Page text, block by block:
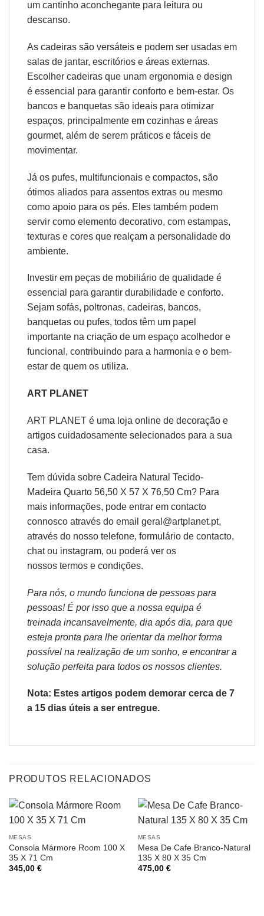
um cantinho aconchegante para leitura ou
descanso.
As cadeiras são versáteis e podem ser usadas em
salas de jantar, escritórios e áreas externas.
Escolher cadeiras que unam ergonomia e design
é essencial para garantir conforto e bem-estar. Os
bancos e banquetas são ideais para otimizar
espaços, principalmente em cozinhas e áreas
gourmet, além de serem práticos e fáceis de
movimentar.
Já os pufes, multifuncionais e compactos, são
ótimos aliados para assentos extras ou mesmo
como apoio para os pés. Eles também podem
servir como elemento decorativo, com estampas,
texturas e cores que realçam a personalidade do
ambiente.
Investir em peças de mobiliário de qualidade é
essencial para garantir durabilidade e conforto.
Sejam sofás, poltronas, cadeiras, bancos,
banquetas ou pufes, todos têm um papel
importante na criação de um espaço acolhedor e
funcional, contribuindo para a harmonia e o bem-
estar de quem os utiliza.
ART PLANET
ART PLANET é uma loja online de decoração e
artigos cuidadosamente selecionados para a sua
casa.
Tem dúvida sobre Cadeira Natural Tecido-
Madeira Quarto 56,50 X 57 X 76,50 Cm? Para
mais informações, pode entrar em contacto
connosco através do email geral@artplanet.pt,
através do nosso telefone, formulário de contacto,
chat ou instagram, ou poderá ver os
nossos termos e condições.
Para nós, o mundo funciona de pessoas para
pessoas! É por isso que a nossa equipa é
treinada incansavelmente, dia após dia, para que
esteja pronta para lhe orientar da melhor forma
possível na realização de um sonho, e encontrar a
solução perfeita para todos os nossos clientes.
Nota: Estes artigos podem demorar cerca de 7
a 15 dias úteis a ser entregue.
PRODUTOS RELACIONADOS
MESAS
Consola Mármore Room 100 X
35 X 71 Cm
345,00 €
MESAS
Mesa De Cafe Branco-Natural
135 X 80 X 35 Cm
475,00 €